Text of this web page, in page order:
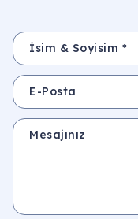
İsim & Soyisim *
E-Posta
Mesajınız